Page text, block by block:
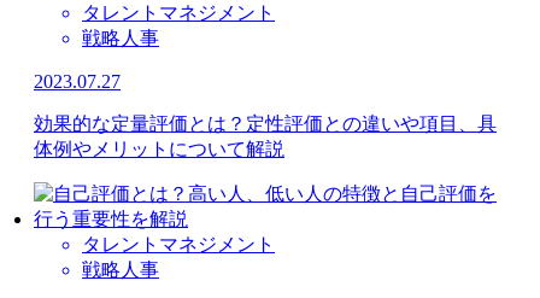
タレントマネジメント
戦略人事
2023.07.27
効果的な定量評価とは？定性評価との違いや項目、具
体例やメリットについて解説
タレントマネジメント
戦略人事